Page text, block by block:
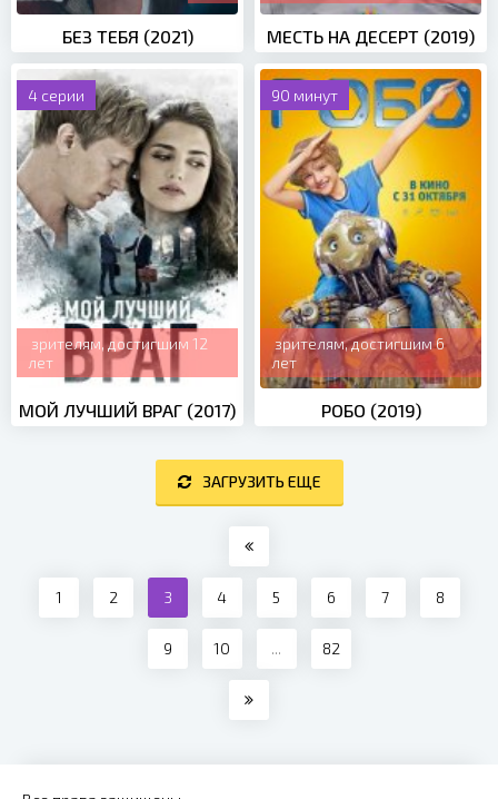
БЕЗ ТЕБЯ (2021) МЕСТЬ НА ДЕСЕРТ (2019)
4 серии
зрителям, достигшим 12
лет
МОЙ ЛУЧШИЙ ВРАГ (2017)
90 минут
зрителям, достигшим 6
лет
РОБО (2019)
ЗАГРУЗИТЬ ЕЩЕ
1 2 3 4 5 6 7 8
9 10 ... 82